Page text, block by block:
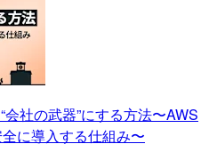
会社の武器”にする方法〜AWS
に導入する仕組み〜